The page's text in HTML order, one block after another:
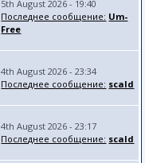
5th August 2026 - 19:40
Последнее сообщение: Um-
Free
4th August 2026 - 23:34
Последнее сообщение: scald
4th August 2026 - 23:17
Последнее сообщение: scald